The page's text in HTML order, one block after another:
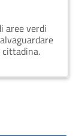
aree verdi